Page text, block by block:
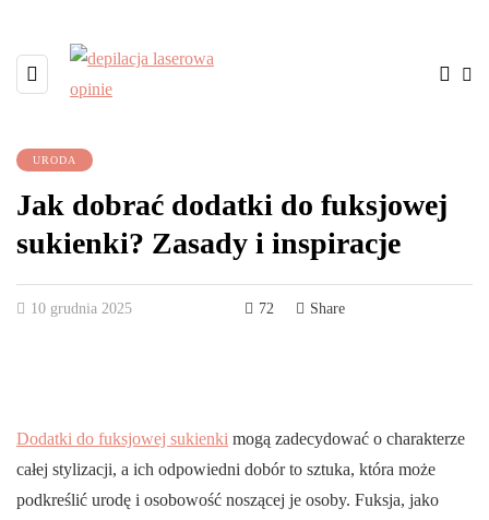
URODA
Jak dobrać dodatki do fuksjowej
sukienki? Zasady i inspiracje
10 grudnia 2025 72 Share
Dodatki do fuksjowej sukienki mogą zadecydować o charakterze
całej stylizacji, a ich odpowiedni dobór to sztuka, która może
podkreślić urodę i osobowość noszącej je osoby. Fuksja, jako